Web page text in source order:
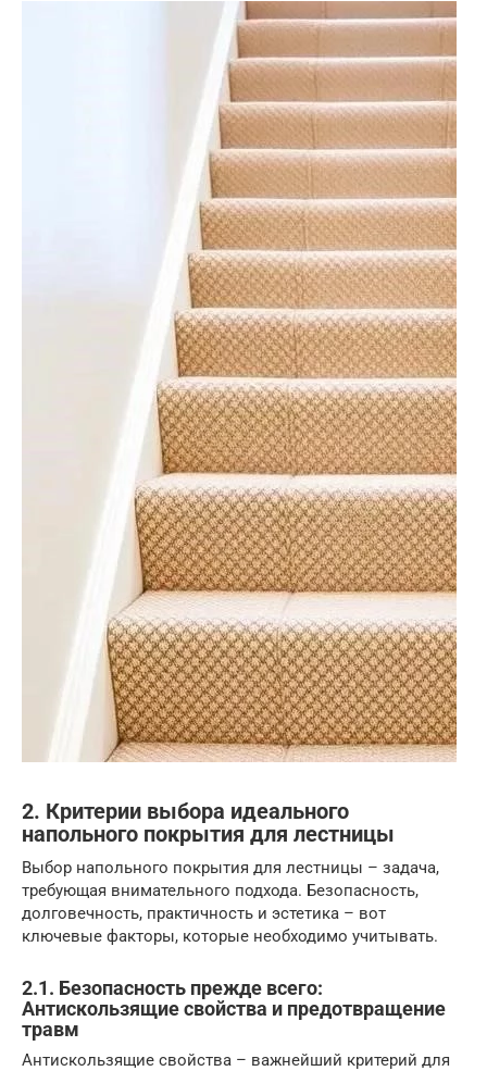
2. Критерии выбора идеального
напольного покрытия для лестницы
Выбор напольного покрытия для лестницы – задача,
требующая внимательного подхода. Безопасность,
долговечность, практичность и эстетика – вот
ключевые факторы, которые необходимо учитывать.
2.1. Безопасность прежде всего:
Антискользящие свойства и предотвращение
травм
Антискользящие свойства – важнейший критерий для